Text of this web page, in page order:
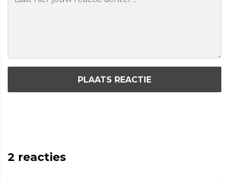
PLAATS REACTIE
2 reacties